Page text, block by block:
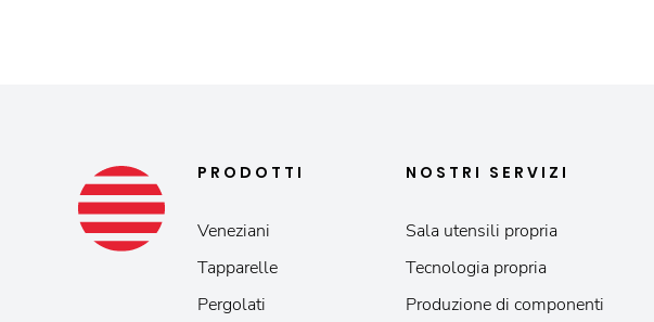
PRODOTTI
Veneziani
Tapparelle
Pergolati
NOSTRI SERVIZI
Sala utensili propria
Tecnologia propria
Produzione di componenti